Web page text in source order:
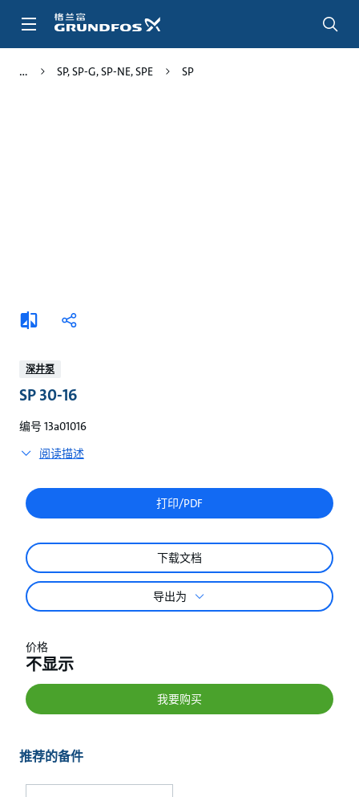
SP, SP-G, SP-NE, SPE SP
添
加
较
分
深井泵
SP 30-16
编号 13a01016
阅读描述
打印/PDF
下载文档
导出为
价格
不显示
我要购买
推荐的备件